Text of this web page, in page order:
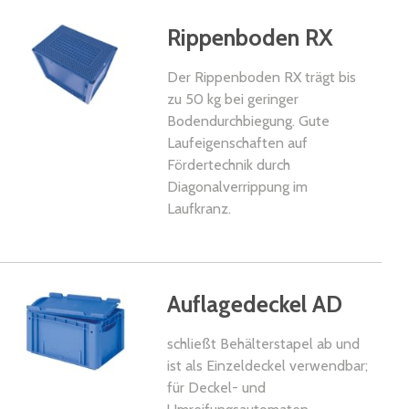
Rippenboden RX
Der Rippenboden RX trägt bis
zu 50 kg bei geringer
Bodendurchbiegung. Gute
Laufeigenschaften auf
Fördertechnik durch
Diagonalverrippung im
Laufkranz.
Auflagedeckel AD
schließt Behälterstapel ab und
ist als Einzeldeckel verwendbar;
für Deckel- und